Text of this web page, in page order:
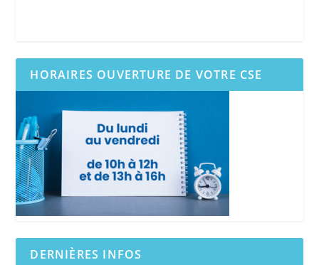
HORAIRES OUVERTURE DE VOTRE CSE
DERNIÈRES INFOS